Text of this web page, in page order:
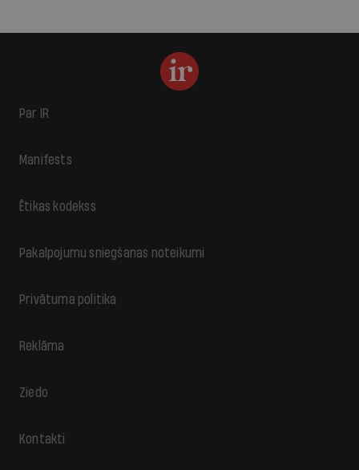
Par IR
Manifests
Ētikas kodekss
Pakalpojumu sniegšanas noteikumi
Privātuma politika
Reklāma
Ziedo
Kontakti